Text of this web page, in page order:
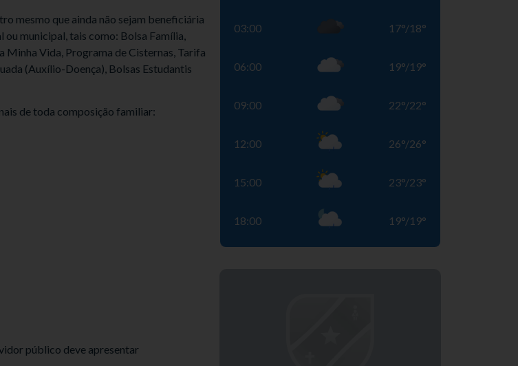
mesmo que ainda não sejam beneficiária
municipal, tais como: Bolsa Família,
Minha Vida, Programa de Cisternas, Tarifa
(Auxílio-Doença), Bolsas Estudantis
de toda composição familiar:
público deve apresentar
03:00 17°/18°
06:00 19°/19°
09:00 22°/22°
12:00 26°/26°
15:00 23°/23°
18:00 19°/19°